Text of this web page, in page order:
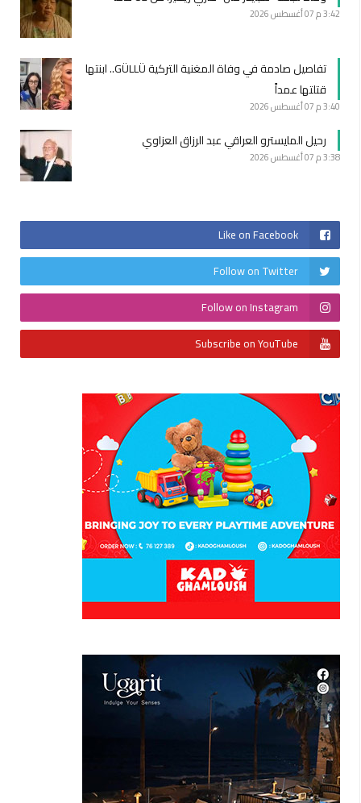
3:42 م 07 أغسطس 2026
تفاصيل صادمة في وفاة المغنية التركية GÜLLÜ.. ابنتها
قتلتها عمداً
3:40 م 07 أغسطس 2026
رحيل المايسترو العراقي عبد الرزاق العزاوي
3:38 م 07 أغسطس 2026
Like on Facebook
Follow on Twitter
Follow on Instagram
Subscribe on YouTube